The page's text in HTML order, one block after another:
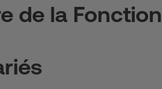
de la Fonction